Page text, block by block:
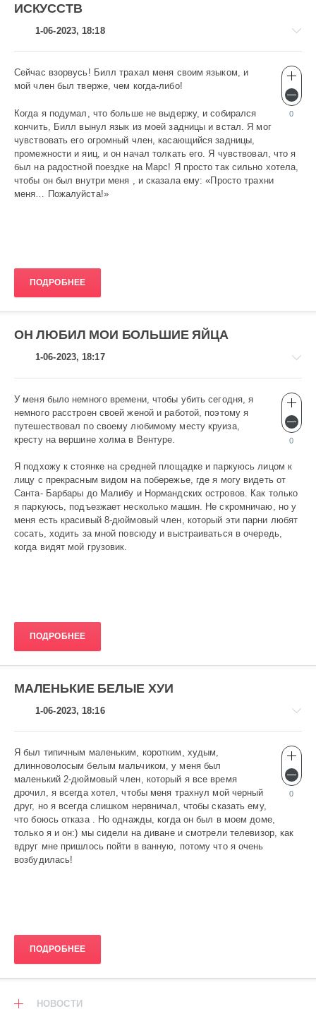
ИСКУССТВ
1-06-2023, 18:18
Эротика
gugolo
550
0
0
Сейчас взорвусь! Билл трахал меня своим языком, и
мой член был тверже, чем когда-либо!
Когда я подумал, что больше не выдержу, и собирался
кончить, Билл вынул язык из моей задницы и встал. Я мог
чувствовать его огромный член, касающийся задницы,
промежности и яиц, и он начал толкать его. Я чувствовал, что я
был на радостной поездке на Марс! Я просто так сильно хотела,
чтобы он был внутри меня , и сказала ему: «Просто трахни
меня… Пожалуйста!»
ПОДРОБНЕЕ
ОН ЛЮБИЛ МОИ БОЛЬШИЕ ЯЙЦА
1-06-2023, 18:17
Эротика
gugolo
540
0
У меня было немного времени, чтобы убить сегодня, я
немного расстроен своей женой и работой, поэтому я
путешествовал по своему любимому месту круиза,
кресту на вершине холма в Вентуре.
Я подхожу к стоянке на средней площадке и паркуюсь лицом к
лицу с прекрасным видом на побережье, где я могу видеть от
Санта- Барбары до Малибу и Нормандских островов. Как только
я паркуюсь, подъезжает несколько машин. Не скромничаю, но у
меня есть красивый 8-дюймовый член, который эти парни любят
сосать, ходить за мной повсюду и выстраиваться в очередь,
когда видят мой грузовик.
ПОДРОБНЕЕ
МАЛЕНЬКИЕ БЕЛЫЕ ХУИ
1-06-2023, 18:16
Эротика
gugolo
556
0
0
Я был типичным маленьким, коротким, худым,
длинноволосым белым мальчиком, у меня был
маленький 2-дюймовый член, который я все время
дрочил, я всегда хотел, чтобы меня трахнул мой черный
друг, но я всегда слишком нервничал, чтобы сказать ему,
что боюсь отказа . Но однажды, когда он был в моем доме,
только я и он:) мы сидели на диване и смотрели телевизор, как
вдруг мне пришлось пойти в ванную, потому что я очень
возбудилась!
ПОДРОБНЕЕ
НОВОСТИ